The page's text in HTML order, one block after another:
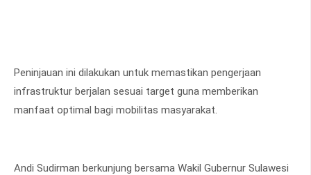
Peninjauan ini dilakukan untuk memastikan pengerjaan
infrastruktur berjalan sesuai target guna memberikan
manfaat optimal bagi mobilitas masyarakat.
Andi Sudirman berkunjung bersama Wakil Gubernur Sulawesi